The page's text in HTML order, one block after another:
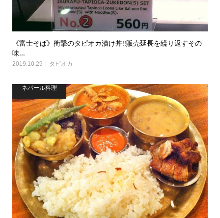
《富士そば》衝撃のタピオカ漬け丼!!販売延長を繰り返すその
味...
2019.10.29 タピオカ
ネパール料理